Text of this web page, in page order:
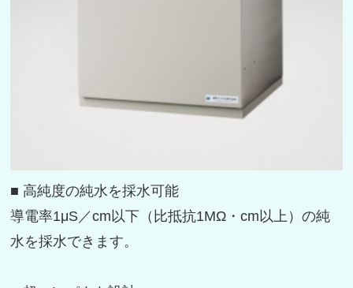
■ 高純度の純水を採水可能
導電率1μS／cm以下（比抵抗1MΩ・cm以上）の純
水を採水できます。